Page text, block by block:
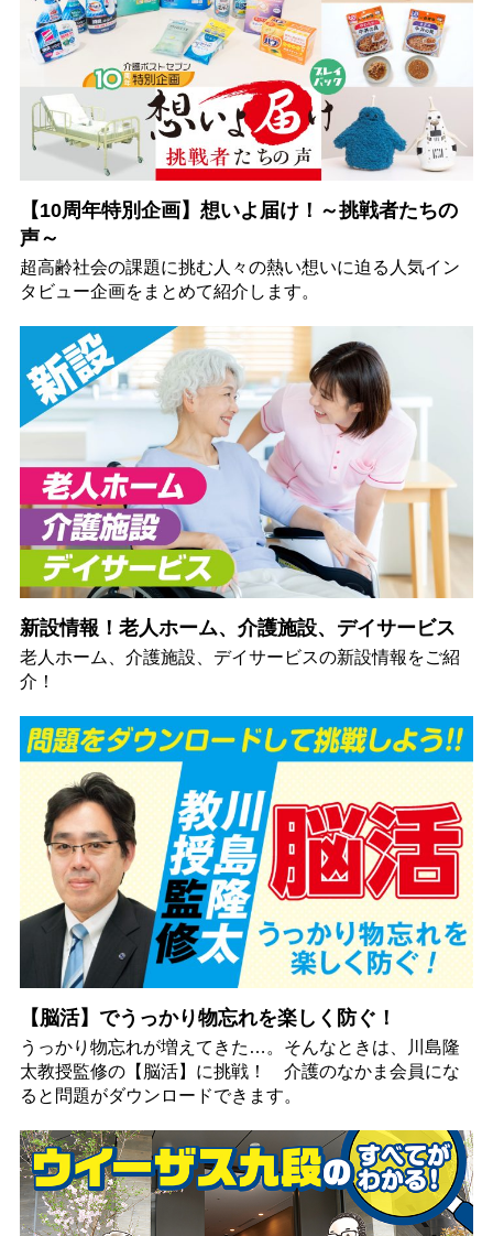
【10周年特別企画】想いよ届け！～挑戦者たちの
声～
超高齢社会の課題に挑む人々の熱い想いに迫る人気イン
タビュー企画をまとめて紹介します。
新設情報！老人ホーム、介護施設、デイサービス
老人ホーム、介護施設、デイサービスの新設情報をご紹
介！
【脳活】でうっかり物忘れを楽しく防ぐ！
うっかり物忘れが増えてきた…。そんなときは、川島隆
太教授監修の【脳活】に挑戦！ 介護のなかま会員にな
ると問題がダウンロードできます。